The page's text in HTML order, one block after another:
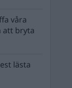
våra
att bryta
lästa